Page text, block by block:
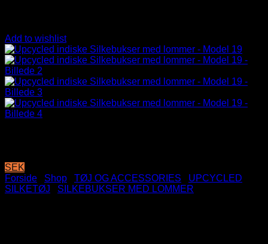
Add to wishlist
SEK
Forside
Shop TØJ OG ACCESSORIES
UPCYCLED
SILKETØJ
SILKEBUKSER MED LOMMER